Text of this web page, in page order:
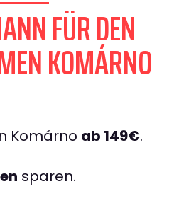
FÜR DEN
KOMÁRNO
Komárno ab 149€.
sparen.